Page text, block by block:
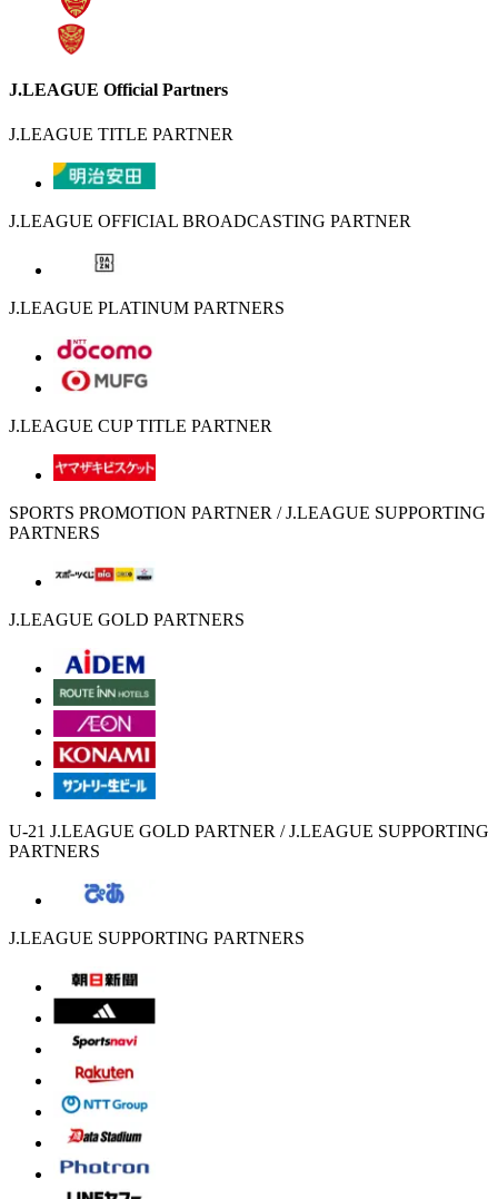
J.LEAGUE Official Partners
J.LEAGUE TITLE PARTNER
J.LEAGUE OFFICIAL BROADCASTING PARTNER
J.LEAGUE PLATINUM PARTNERS
J.LEAGUE CUP TITLE PARTNER
SPORTS PROMOTION PARTNER / J.LEAGUE SUPPORTING
PARTNERS
J.LEAGUE GOLD PARTNERS
U-21 J.LEAGUE GOLD PARTNER / J.LEAGUE SUPPORTING
PARTNERS
J.LEAGUE SUPPORTING PARTNERS